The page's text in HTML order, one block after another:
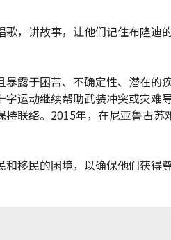
，讲故事，让他们记住布隆迪
露于困苦、不确定性、潜在的
运动继续帮助武装冲突或灾难
联络。2015年，在尼亚鲁古苏
移民的困境，以确保他们获得